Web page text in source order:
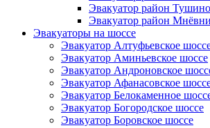
Эвакуатор район Тушино
Эвакуатор район
Эвакуаторы на шоссе
Эвакуатор Алтуфьевское
Эвакуатор Аминьевское шоссе
Эвакуатор Андроновское
Эвакуатор Афанасовское
Эвакуатор Белокаменное
Эвакуатор Богородское шоссе
Эвакуатор Боровское шоссе